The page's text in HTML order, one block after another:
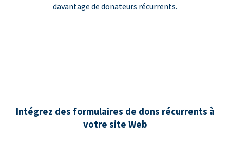
davantage de donateurs récurrents.
Intégrez des formulaires de dons récurrents à
votre site Web